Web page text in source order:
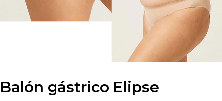
Balón gástrico Elipse